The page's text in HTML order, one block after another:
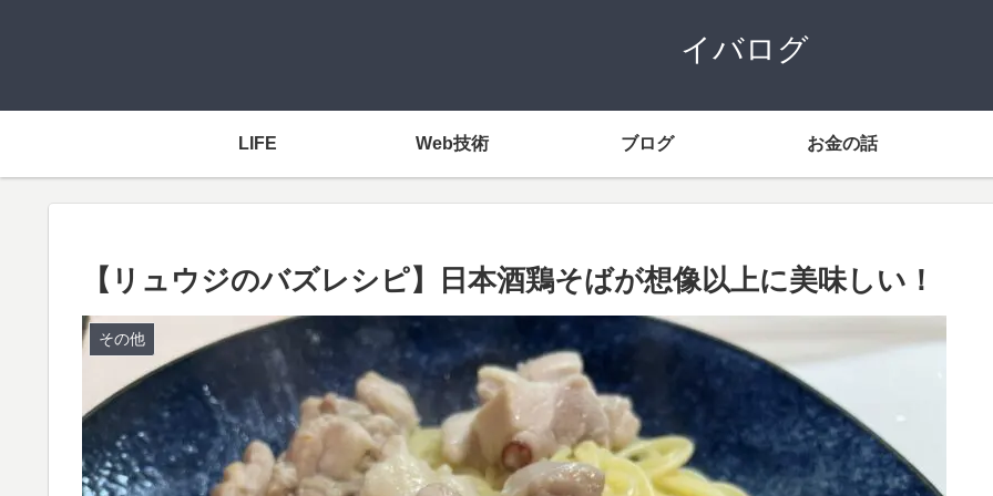
イバログ
LIFE Web技術 ブログ お金の話
【リュウジのバズレシピ】日本酒鶏そばが想像以上に美味しい！
その他